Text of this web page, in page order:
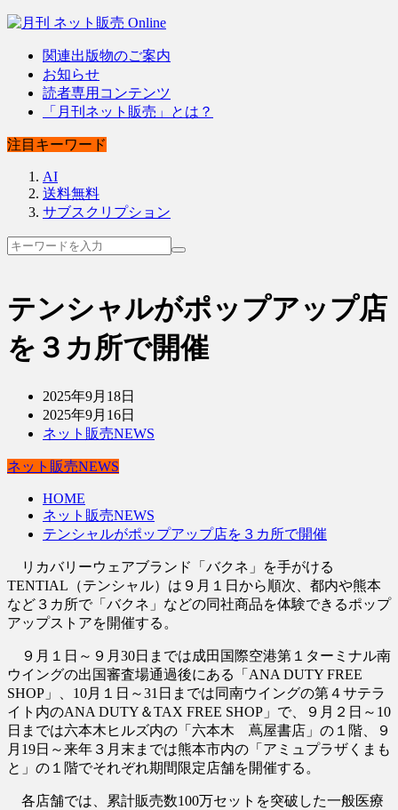
関連出版物のご案内
お知らせ
読者専用コンテンツ
「月刊ネット販売」とは？
注目キーワード
AI
送料無料
サブスクリプション
テンシャルがポップアップ店
を３カ所で開催
2025年9月18日
2025年9月16日
ネット販売NEWS
ネット販売NEWS
HOME
ネット販売NEWS
テンシャルがポップアップ店を３カ所で開催
リカバリーウェアブランド「バクネ」を手がける
TENTIAL（テンシャル）は９月１日から順次、都内や熊本
など３カ所で「バクネ」などの同社商品を体験できるポップ
アップストアを開催する。
９月１日～９月30日までは成田国際空港第１ターミナル南
ウイングの出国審査場通過後にある「ANA DUTY FREE
SHOP」、10月１日～31日までは同南ウイングの第４サテラ
イト内のANA DUTY＆TAX FREE SHOP」で、９月２日～10
日までは六本木ヒルズ内の「六本木 蔦屋書店」の１階、９
月19日～来年３月末までは熊本市内の「アミュプラザくまも
と」の１階でそれぞれ期間限定店舗を開催する。
各店舗では、累計販売数100万セットを突破した一般医療